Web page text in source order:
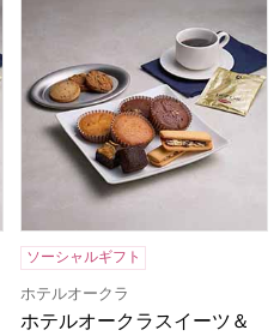
ソーシャルギフト
ホテルオークラ
ホテルオークラスイーツ＆